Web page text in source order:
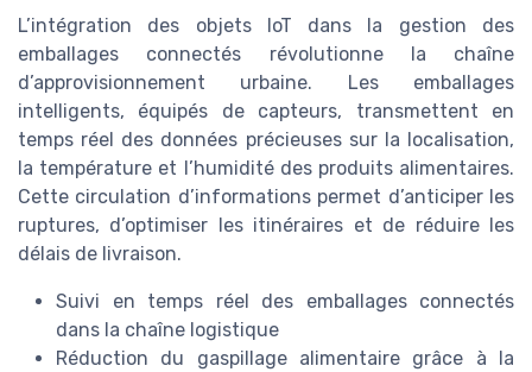
L’intégration des objets IoT dans la gestion des
emballages connectés révolutionne la chaîne
d’approvisionnement urbaine. Les emballages
intelligents, équipés de capteurs, transmettent en
temps réel des données précieuses sur la localisation,
la température et l’humidité des produits alimentaires.
Cette circulation d’informations permet d’anticiper les
ruptures, d’optimiser les itinéraires et de réduire les
délais de livraison.
Suivi en temps réel des emballages connectés
dans la chaîne logistique
Réduction du gaspillage alimentaire grâce à la